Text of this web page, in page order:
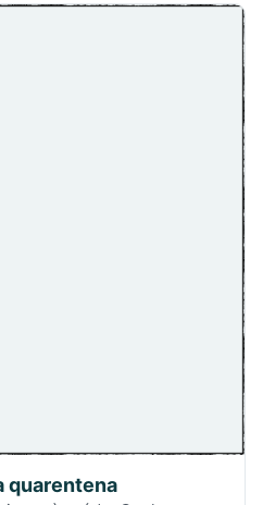
quarentena